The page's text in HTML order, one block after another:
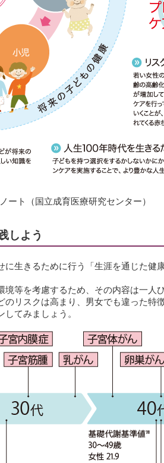
ート（国立成育医療研究センター）
しよう
に生きるために行う「生涯を通じた健
等を考慮するため、その内容は一人
リスクは高まり、男女でも違った特
てみましょう。